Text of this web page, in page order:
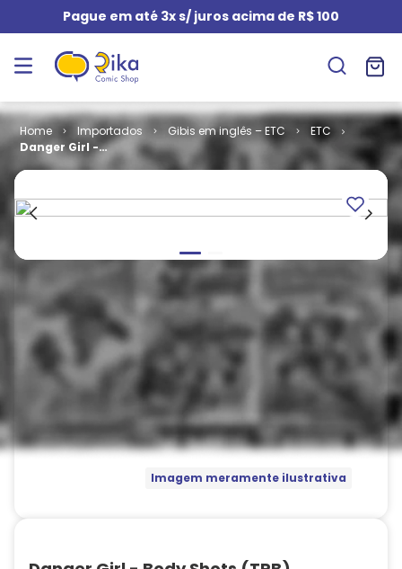
Pague em até 3x s/ juros acima de R$ 100
Importados Gibis em inglês – ETC
ETC
Danger Girl -
Body Shots
Imagem meramente ilustrativa